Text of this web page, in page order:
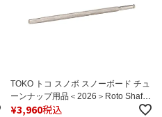
TOKO トコ スノボ スノーボード チュ
ーンナップ用品＜2026＞Roto Shaft
210mm/ロータリーブラシ ハンドル /
¥3,960税込